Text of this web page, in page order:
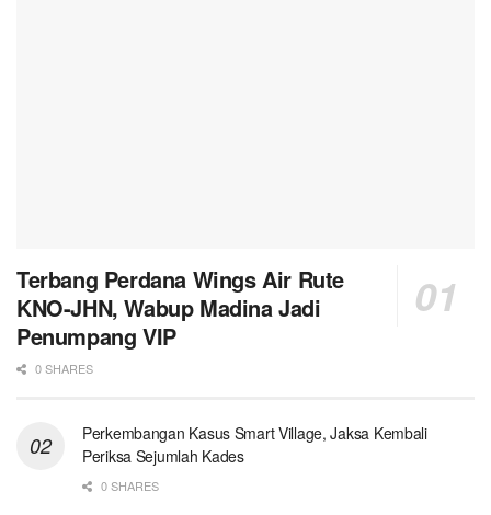
Terbang Perdana Wings Air Rute
KNO-JHN, Wabup Madina Jadi
Penumpang VIP
0 SHARES
Perkembangan Kasus Smart Village, Jaksa Kembali
Periksa Sejumlah Kades
0 SHARES